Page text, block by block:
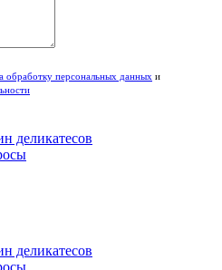
обработку персональных данных и
деликатесов
деликатесов